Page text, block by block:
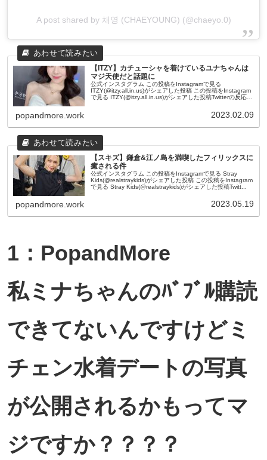
A post shared by 채영 (CHAEYOUNG) (@chaeyo.0)
【ITZY】カチューシャを着けているユナちゃんは
マジ天使だと話題に
公式インスタグラム この投稿をInstagramで見る
ITZY(@itzy.all.in.us)がシェアした投稿 この投稿をInstagram
で見る ITZY(@itzy.all.in.us)がシェアした投稿Twitterの反応
popandmore.work 2023.02.09
【スキズ】鎌倉&江ノ島を満喫したフィリックスに
癒される件
公式インスタグラム この投稿をInstagramで見る Stray
Kids(@realstraykids)がシェアした投稿 この投稿をInstagram
で見る Stray Kids(@realstraykids)がシェアした投稿Twitt...
popandmore.work 2023.05.19
1：PopandMore
私ミナちゃんのﾊﾞﾌﾞﾙ購読
できてないんですけどミ
チェン水着デートの写真
が公開されるかもってマ
ジですか？？？？